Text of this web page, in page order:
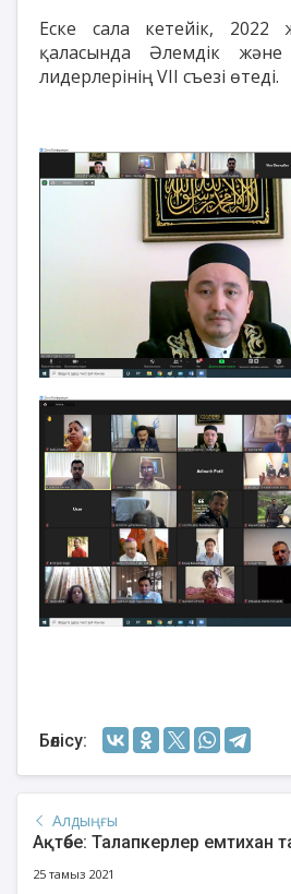
Еске сала кетейік, 2022
қаласында Әлемдік және
лидерлерінің VII съезі өтеді.
Бөлісу:
Алдыңғы
Ақтөбе: Талапкерлер емтихан
25 тамыз 2021